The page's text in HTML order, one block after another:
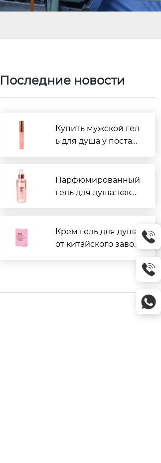
Последние новости
Купить мужской гел
ь для душа у постав
Парфюмированный
гель для душа: како
Крем гель для душа
от китайского завод